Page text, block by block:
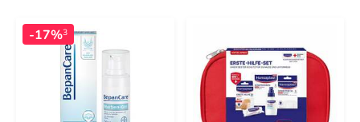
-17%3